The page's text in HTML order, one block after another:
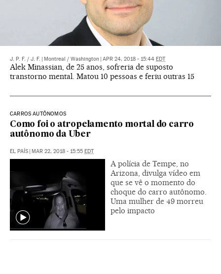
J. P. F. / J. F. Montreal / Washington APR 24, 2018 - 15:44 EDT
Alek Minassian, de 25 anos, sofreria de suposto
transtorno mental. Matou 10 pessoas e feriu outras 15
CARROS AUTÔNOMOS
Como foi o atropelamento mortal do carro
autônomo da Uber
EL PAÍS MAR 22, 2018 - 15:55 EDT
A polícia de Tempe, no
Arizona, divulga vídeo em
que se vê o momento do
choque do carro autônomo.
Uma mulher de 49 morreu
pelo impacto